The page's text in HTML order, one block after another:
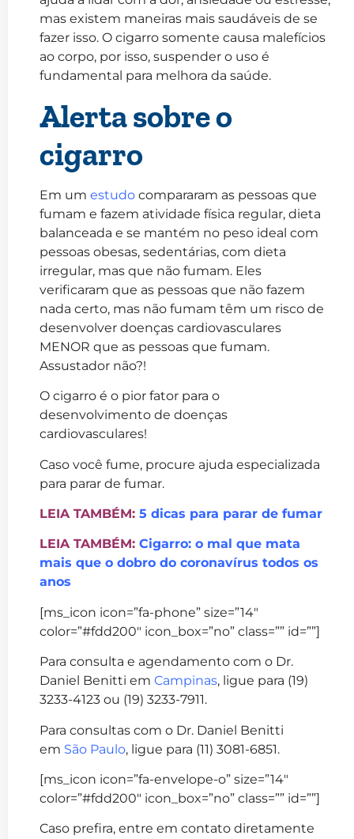
mas existem maneiras mais saudáveis de se
fazer isso. O cigarro somente causa malefícios
ao corpo, por isso, suspender o uso é
fundamental para melhora da saúde.
Alerta sobre o
cigarro
Em um estudo compararam as pessoas que
fumam e fazem atividade física regular, dieta
balanceada e se mantém no peso ideal com
pessoas obesas, sedentárias, com dieta
irregular, mas que não fumam. Eles
verificaram que as pessoas que não fazem
nada certo, mas não fumam têm um risco de
desenvolver doenças cardiovasculares
MENOR que as pessoas que fumam.
Assustador não?!
O cigarro é o pior fator para o
desenvolvimento de doenças
cardiovasculares!
Caso você fume, procure ajuda especializada
para parar de fumar.
LEIA TAMBÉM: 5 dicas para parar de fumar
LEIA TAMBÉM: Cigarro: o mal que mata
mais que o dobro do coronavírus todos os
anos
[ms_icon icon=”fa-phone” size=”14″
color=”#fdd200″ icon_box=”no” class=”” id=””]
Para consulta e agendamento com o Dr.
Daniel Benitti em Campinas, ligue para (19)
3233-4123 ou (19) 3233-7911.
Para consultas com o Dr. Daniel Benitti
em São Paulo, ligue para (11) 3081-6851.
[ms_icon icon=”fa-envelope-o” size=”14″
color=”#fdd200″ icon_box=”no” class=”” id=””]
Caso prefira, entre em contato diretamente